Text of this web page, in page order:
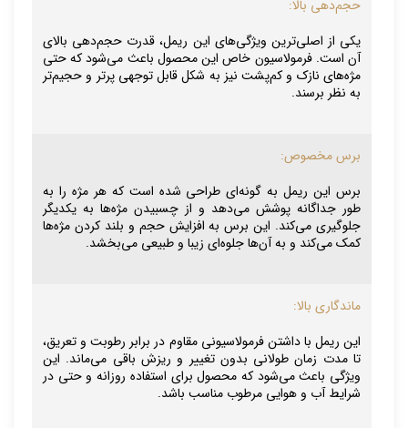
حجم‌دهی بالا:
یکی از اصلی‌ترین ویژگی‌های این ریمل، قدرت حجم‌دهی بالای
آن است. فرمولاسیون خاص این محصول باعث می‌شود که حتی
مژه‌های نازک و کم‌پشت نیز به شکل قابل توجهی پرتر و حجیم‌تر
به نظر برسند.
برس مخصوص:
برس این ریمل به گونه‌ای طراحی شده است که هر مژه را به
طور جداگانه پوشش می‌دهد و از چسبیدن مژه‌ها به یکدیگر
جلوگیری می‌کند. این برس به افزایش حجم و بلند کردن مژه‌ها
کمک می‌کند و به آن‌ها جلوه‌ای زیبا و طبیعی می‌بخشد.
ماندگاری بالا:
این ریمل با داشتن فرمولاسیونی مقاوم در برابر رطوبت و تعریق،
تا مدت زمان طولانی بدون تغییر و ریزش باقی می‌ماند. این
ویژگی باعث می‌شود که محصول برای استفاده روزانه و حتی در
شرایط آب و هوایی مرطوب مناسب باشد.